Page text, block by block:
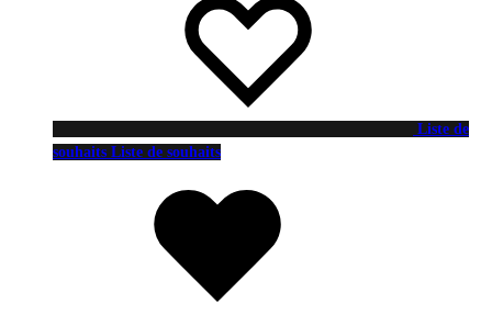
Liste de
souhaits Liste de souhaits